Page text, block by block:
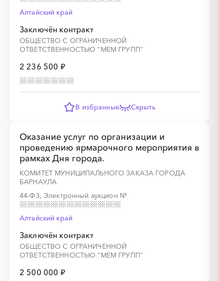
Алтайский край
Заключён контракт
ОБЩЕСТВО С ОГРАНИЧЕННОЙ
ОТВЕТСТВЕННОСТЬЮ "МЕМ ГРУПП"
2 236 500 ₽
В избранные Скрыть
Оказание услуг по организации и
проведению ярмарочного мероприятия в
рамках Дня города.
КОМИТЕТ МУНИЦИПАЛЬНОГО ЗАКАЗА ГОРОДА
БАРНАУЛА
44-ФЗ, Электронный аукцион №
Алтайский край
Заключён контракт
ОБЩЕСТВО С ОГРАНИЧЕННОЙ
ОТВЕТСТВЕННОСТЬЮ "МЕМ ГРУПП"
2 500 000 ₽
░
░
░
░
░